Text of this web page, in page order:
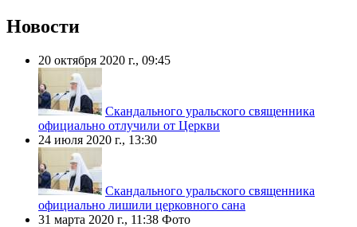
Новости
20 октября 2020 г., 09:45
Скандального уральского священника
официально отлучили от Церкви
24 июля 2020 г., 13:30
Скандального уральского священника
официально лишили церковного сана
31 марта 2020 г., 11:38 Фото